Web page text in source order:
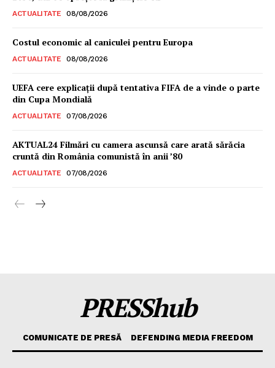
ACTUALITATE 08/08/2026
Costul economic al caniculei pentru Europa
ACTUALITATE 08/08/2026
UEFA cere explicații după tentativa FIFA de a vinde o parte
din Cupa Mondială
ACTUALITATE 07/08/2026
AKTUAL24 Filmări cu camera ascunsă care arată sărăcia
cruntă din România comunistă în anii ’80
ACTUALITATE 07/08/2026
PRESShub
COMUNICATE DE PRESĂ DEFENDING MEDIA FREEDOM